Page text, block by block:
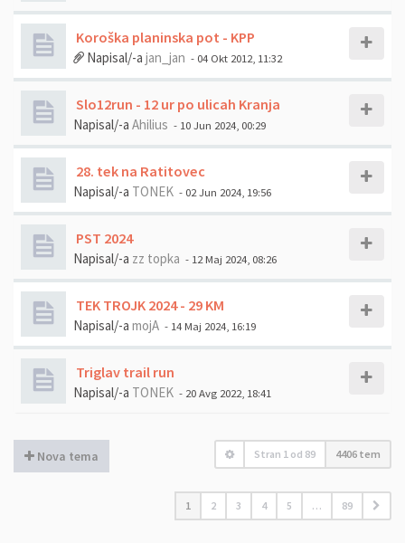
Koroška planinska pot - KPP
Napisal/-a jan_jan - 04 Okt 2012, 11:32
Slo12run - 12 ur po ulicah Kranja
Napisal/-a Ahilius - 10 Jun 2024, 00:29
28. tek na Ratitovec
Napisal/-a TONEK - 02 Jun 2024, 19:56
PST 2024
Napisal/-a zz topka - 12 Maj 2024, 08:26
TEK TROJK 2024 - 29 KM
Napisal/-a mojA - 14 Maj 2024, 16:19
Triglav trail run
Napisal/-a TONEK - 20 Avg 2022, 18:41
Nova tema Stran 1 od 89 4406 tem
1 2 3 4 5 … 89